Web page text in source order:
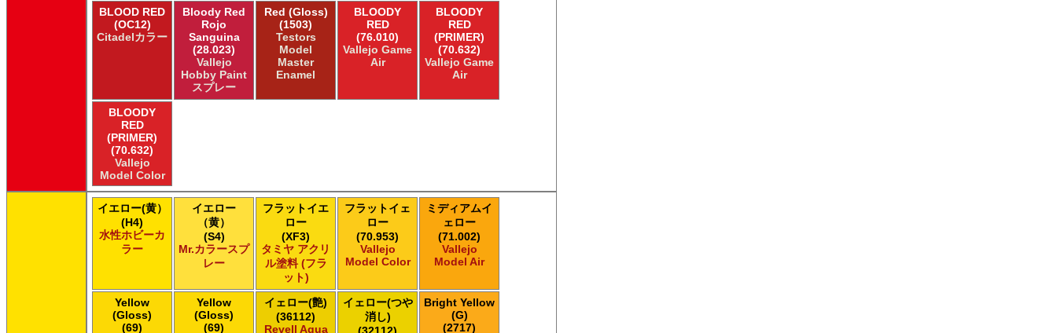
Humbrol - Hornby Hobbies Humbrol Acrylic
Humbrol of Hornby Hobbies Humbrol Enamel
ICM ICM Paints
Mig Jimenez Ammo Acrylics
Mig Jimenez Atom
Mission Models Mission Models
Mr. Paint MRP Mr Paint Products
Repear Miniatures Master Series
Revell of Germany Revell Aqua Color Acrylic
Revell of Germany Revell Email Enamel
Revell of Germany Revell スプレーカラー
Testors of Rust-Oleum Group Testors Model Master Acrylic
Testors of Rust-Oleum Group Testors Model Master Enamel
The Army Painter Warpaints Air
The Army Painter Warpaints Fanatic
The Scale Modellers Supply Master Series Paints Bones
BLOOD RED
(OC12)
Citadelカラー
Bloody Red
Rojo
Sanguina
(28.023)
Vallejo
Hobby Paint
スプレー
Red (Gloss)
(1503)
Testors
Model
Master
Enamel
BLOODY
RED
(76.010)
Vallejo Game
Air
BLOODY
RED
(PRIMER)
(70.632)
Vallejo Game
Air
BLOODY
RED
(PRIMER)
(70.632)
Vallejo
Model Color
イエロー(黄）
(H4)
水性ホビーカ
ラー
イエロー
（黄）
(S4)
Mr.カラースプ
レー
フラットイエ
ロー
(XF3)
タミヤ アクリ
ル塗料 (フラ
ット)
フラットイェ
ロー
(70.953)
Vallejo
Model Color
ミディアムイ
ェロー
(71.002)
Vallejo
Model Air
Yellow
(Gloss)
(69)
Yellow
(Gloss)
(69)
イェロー(艶)
(36112)
Revell Aqua
イェロー(つや
消し)
(32112)
Bright Yellow
(G)
(2717)